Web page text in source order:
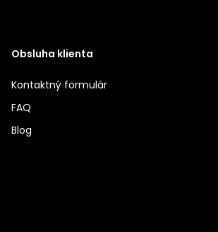
Obsluha klienta
Kontaktný formulár
FAQ
Blog